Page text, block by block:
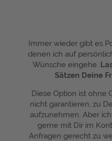
Immer wieder gibt es
denen ich auf
Wünsche eingehe.
Sätzen Deine
Diese Option ist ohne
nicht garantieren, zu
aufzunehmen. Aber
gerne mit Dir im
Anfragen gerecht zu